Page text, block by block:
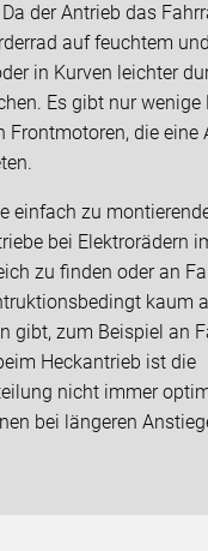
der Antrieb das
auf feuchtem
in Kurven leichter
Es gibt nur wenige
Frontmotoren, die eine
einfach zu
bei Elektrorädern
zu finden oder an
kaum
gibt, zum Beispiel an
Heckantrieb ist die
nicht immer
bei längeren